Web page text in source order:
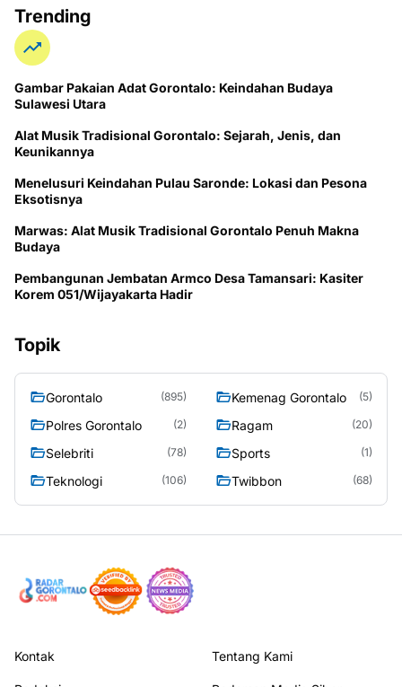
Trending
Gambar Pakaian Adat Gorontalo: Keindahan Budaya
Sulawesi Utara
Alat Musik Tradisional Gorontalo: Sejarah, Jenis, dan
Keunikannya
Menelusuri Keindahan Pulau Saronde: Lokasi dan Pesona
Eksotisnya
Marwas: Alat Musik Tradisional Gorontalo Penuh Makna
Budaya
Pembangunan Jembatan Armco Desa Tamansari: Kasiter
Korem 051/Wijayakarta Hadir
Topik
Gorontalo (895) Kemenag Gorontalo (5)
Polres Gorontalo (2) Ragam (20)
Selebriti (78) Sports (1)
Teknologi (106) Twibbon (68)
Kontak Tentang Kami